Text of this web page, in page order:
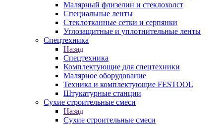
Малярный флизелин и стеклохолст
Специальные ленты
Стеклотканные сетки и серпянки
Углозащитные и уплотнительные ленты
Спецтехника
Назад
Спецтехника
Комплектующие для спецтехники
Малярное оборудование
Техника и комплектующие FESTOOL
Штукатурные станции
Сухие строительные смеси
Назад
Сухие строительные смеси